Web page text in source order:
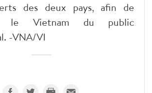
des deux pays, afin de
le Vietnam du public
-VNA/VI